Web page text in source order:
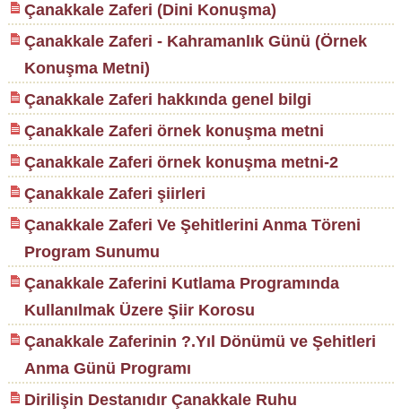
Çanakkale Zaferi (Dini Konuşma)
Çanakkale Zaferi - Kahramanlık Günü (Örnek
Konuşma Metni)
Çanakkale Zaferi hakkında genel bilgi
Çanakkale Zaferi örnek konuşma metni
Çanakkale Zaferi örnek konuşma metni-2
Çanakkale Zaferi şiirleri
Çanakkale Zaferi Ve Şehitlerini Anma Töreni
Program Sunumu
Çanakkale Zaferini Kutlama Programında
Kullanılmak Üzere Şiir Korosu
Çanakkale Zaferinin ?.Yıl Dönümü ve Şehitleri
Anma Günü Programı
Dirilişin Destanıdır Çanakkale Ruhu